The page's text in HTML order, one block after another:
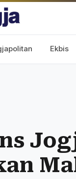
Ekbis